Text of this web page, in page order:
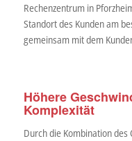
Rechenzentrum in
Standort des Kunden am
gemeinsam mit dem
Höhere
Komplexität
Durch die Kombination des